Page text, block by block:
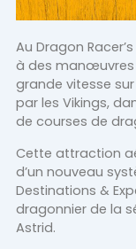
Au Dragon
à des manœuvres
grande vitesse
par les Vikings,
de courses de
Cette attraction
d’un nouveau
Destinations &
dragonnier de la
Astrid.